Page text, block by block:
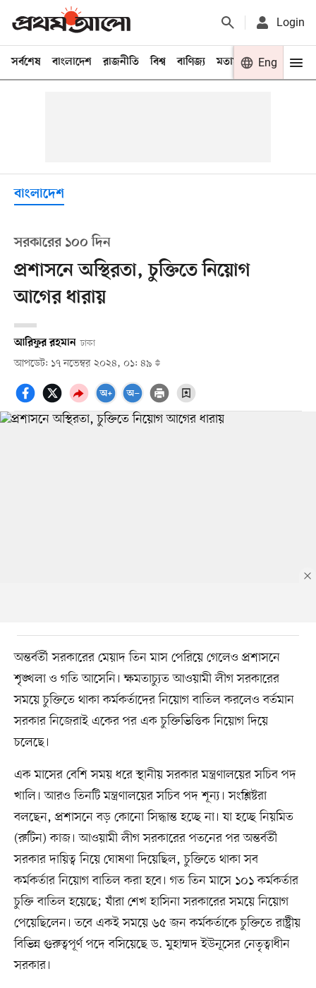
Login
সর্বশেষ বাংলাদেশ রাজনীতি বিশ্ব বাণিজ্য মতামত খেলা
Eng
বাংলাদেশ
সরকারের ১০০ দিন
প্রশাসনে অস্থিরতা, চুক্তিতে নিয়োগ
আগের ধারায়
আরিফুর রহমান ঢাকা
আপডেট: ১৭ নভেম্বর ২০২৪, ০১: ৪৯
অন্তর্বর্তী সরকারের মেয়াদ তিন মাস পেরিয়ে গেলেও প্রশাসনে
শৃঙ্খলা ও গতি আসেনি। ক্ষমতাচ্যুত আওয়ামী লীগ সরকারের
সময়ে চুক্তিতে থাকা কর্মকর্তাদের নিয়োগ বাতিল করলেও বর্তমান
সরকার নিজেরাই একের পর এক চুক্তিভিত্তিক নিয়োগ দিয়ে
চলেছে।
এক মাসের বেশি সময় ধরে স্থানীয় সরকার মন্ত্রণালয়ের সচিব পদ
খালি। আরও তিনটি মন্ত্রণালয়ের সচিব পদ শূন্য। সংশ্লিষ্টরা
বলছেন, প্রশাসনে বড় কোনো সিদ্ধান্ত হচ্ছে না। যা হচ্ছে নিয়মিত
(রুটিন) কাজ। আওয়ামী লীগ সরকারের পতনের পর অন্তর্বর্তী
সরকার দায়িত্ব নিয়ে ঘোষণা দিয়েছিল, চুক্তিতে থাকা সব
কর্মকর্তার নিয়োগ বাতিল করা হবে। গত তিন মাসে ১০১ কর্মকর্তার
চুক্তি বাতিল হয়েছে; যাঁরা শেখ হাসিনা সরকারের সময়ে নিয়োগ
পেয়েছিলেন। তবে একই সময়ে ৬৫ জন কর্মকর্তাকে চুক্তিতে রাষ্ট্রীয়
বিভিন্ন গুরুত্বপূর্ণ পদে বসিয়েছে ড. মুহাম্মদ ইউনূসের নেতৃত্বাধীন
সরকার।